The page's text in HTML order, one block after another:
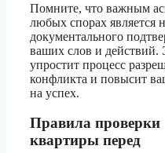
Помните, что важным
любых спорах является
документального
ваших слов и действий.
упростит процесс
конфликта и повысит
на успех.
Правила проверки
квартиры перед